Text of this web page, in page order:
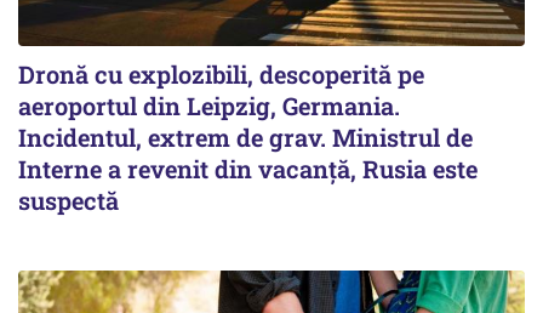
Dronă cu explozibili, descoperită pe
aeroportul din Leipzig, Germania.
Incidentul, extrem de grav. Ministrul de
Interne a revenit din vacanță, Rusia este
suspectă